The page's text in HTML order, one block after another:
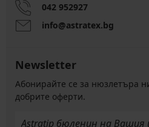
042 952927
info@astratex.bg
Newsletter
Абонирайте се за нюзлетъра
добрите оферти.